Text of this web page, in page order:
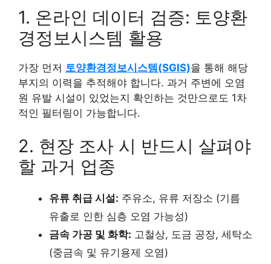
1. 온라인 데이터 검증: 토양환
경정보시스템 활용
가장 먼저 토양환경정보시스템(SGIS)을 통해 해당
부지의 이력을 추적해야 합니다. 과거 주변에 오염
원 유발 시설이 있었는지 확인하는 것만으로도 1차
적인 필터링이 가능합니다.
2. 현장 조사 시 반드시 살펴야
할 과거 업종
유류 취급 시설: 주유소, 유류 저장소 (기름
유출로 인한 심층 오염 가능성)
금속 가공 및 화학: 고철상, 도금 공장, 세탁소
(중금속 및 유기용제 오염)